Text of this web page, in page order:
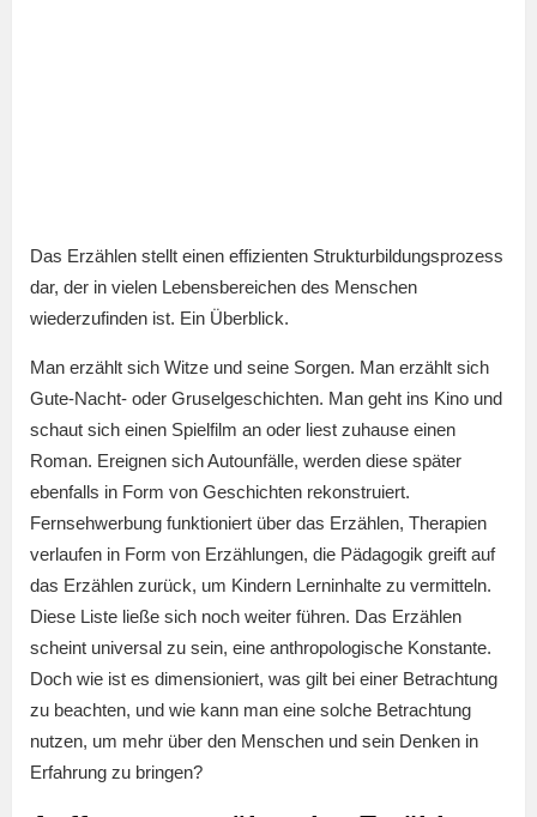
Das Erzählen stellt einen effizienten Strukturbildungsprozess
dar, der in vielen Lebensbereichen des Menschen
wiederzufinden ist. Ein Überblick.
Man erzählt sich Witze und seine Sorgen. Man erzählt sich
Gute-Nacht- oder Gruselgeschichten. Man geht ins Kino und
schaut sich einen Spielfilm an oder liest zuhause einen
Roman. Ereignen sich Autounfälle, werden diese später
ebenfalls in Form von Geschichten rekonstruiert.
Fernsehwerbung funktioniert über das Erzählen, Therapien
verlaufen in Form von Erzählungen, die Pädagogik greift auf
das Erzählen zurück, um Kindern Lerninhalte zu vermitteln.
Diese Liste ließe sich noch weiter führen. Das Erzählen
scheint universal zu sein, eine anthropologische Konstante.
Doch wie ist es dimensioniert, was gilt bei einer Betrachtung
zu beachten, und wie kann man eine solche Betrachtung
nutzen, um mehr über den Menschen und sein Denken in
Erfahrung zu bringen?